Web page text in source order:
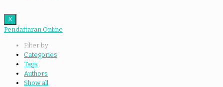
X
Pendaftaran Online
Filter by
Categories
Tags
Authors
Show all